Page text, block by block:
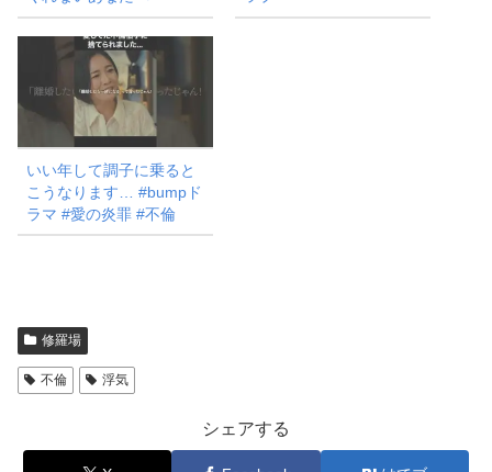
いい年して調子に乗ると
こうなります… #bumpド
ラマ #愛の炎罪 #不倫
修羅場
不倫 浮気
シェアする